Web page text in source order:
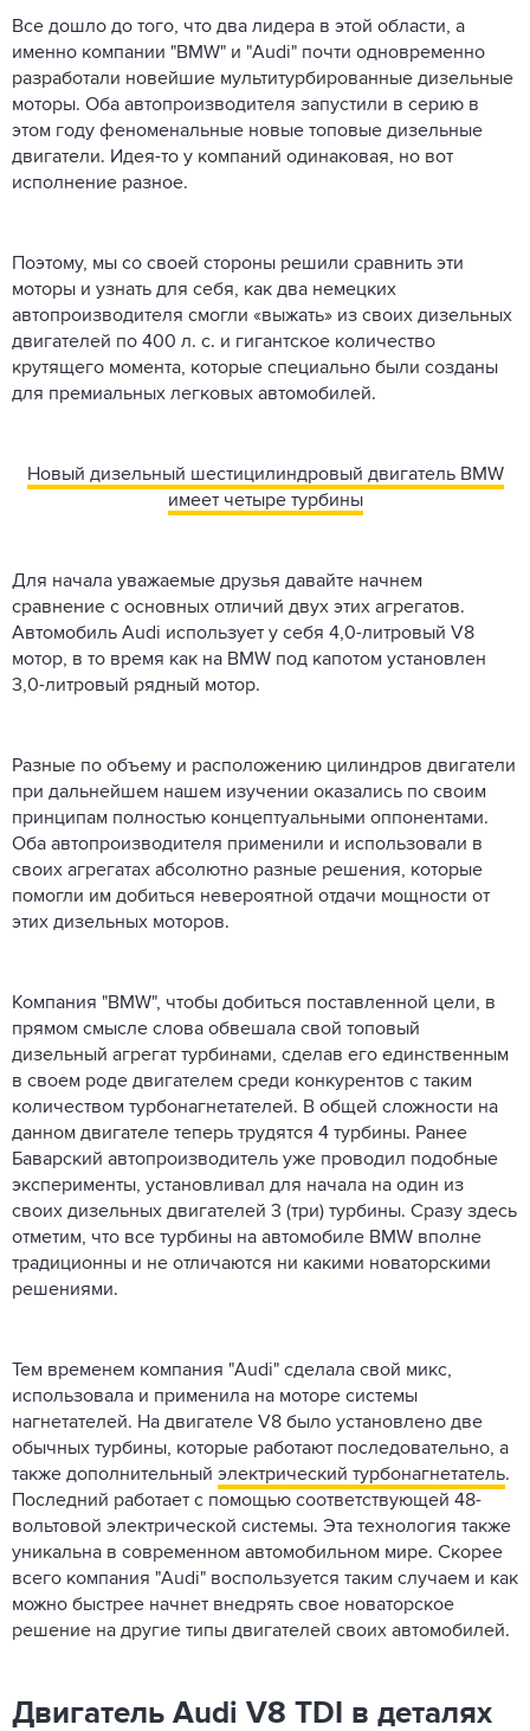
Все дошло до того, что два лидера в этой области, а
именно компании "BMW" и "Audi" почти одновременно
разработали новейшие мультитурбированные дизельные
моторы. Оба автопроизводителя запустили в серию в
этом году феноменальные новые топовые дизельные
двигатели. Идея-то у компаний одинаковая, но вот
исполнение разное.
Поэтому, мы со своей стороны решили сравнить эти
моторы и узнать для себя, как два немецких
автопроизводителя смогли «выжать» из своих дизельных
двигателей по 400 л. с. и гигантское количество
крутящего момента, которые специально были созданы
для премиальных легковых автомобилей.
Новый дизельный шестицилиндровый двигатель BMW
имеет четыре турбины
Для начала уважаемые друзья давайте начнем
сравнение с основных отличий двух этих агрегатов.
Автомобиль Audi использует у себя 4,0-литровый V8
мотор, в то время как на BMW под капотом установлен
3,0-литровый рядный мотор.
Разные по объему и расположению цилиндров двигатели
при дальнейшем нашем изучении оказались по своим
принципам полностью концептуальными оппонентами.
Оба автопроизводителя применили и использовали в
своих агрегатах абсолютно разные решения, которые
помогли им добиться невероятной отдачи мощности от
этих дизельных моторов.
Компания "BMW", чтобы добиться поставленной цели, в
прямом смысле слова обвешала свой топовый
дизельный агрегат турбинами, сделав его единственным
в своем роде двигателем среди конкурентов с таким
количеством турбонагнетателей. В общей сложности на
данном двигателе теперь трудятся 4 турбины. Ранее
Баварский автопроизводитель уже проводил подобные
эксперименты, установливал для начала на один из
своих дизельных двигателей 3 (три) турбины. Сразу здесь
отметим, что все турбины на автомобиле BMW вполне
традиционны и не отличаются ни какими новаторскими
решениями.
Тем временем компания "Audi" сделала свой микс,
использовала и применила на моторе системы
нагнетателей. На двигателе V8 было установлено две
обычных турбины, которые работают последовательно, а
также дополнительный электрический турбонагнетатель.
Последний работает с помощью соответствующей 48-
вольтовой электрической системы. Эта технология также
уникальна в современном автомобильном мире. Скорее
всего компания "Audi" воспользуется таким случаем и как
можно быстрее начнет внедрять свое новаторское
решение на другие типы двигателей своих автомобилей.
Двигатель Audi V8 TDI в деталях